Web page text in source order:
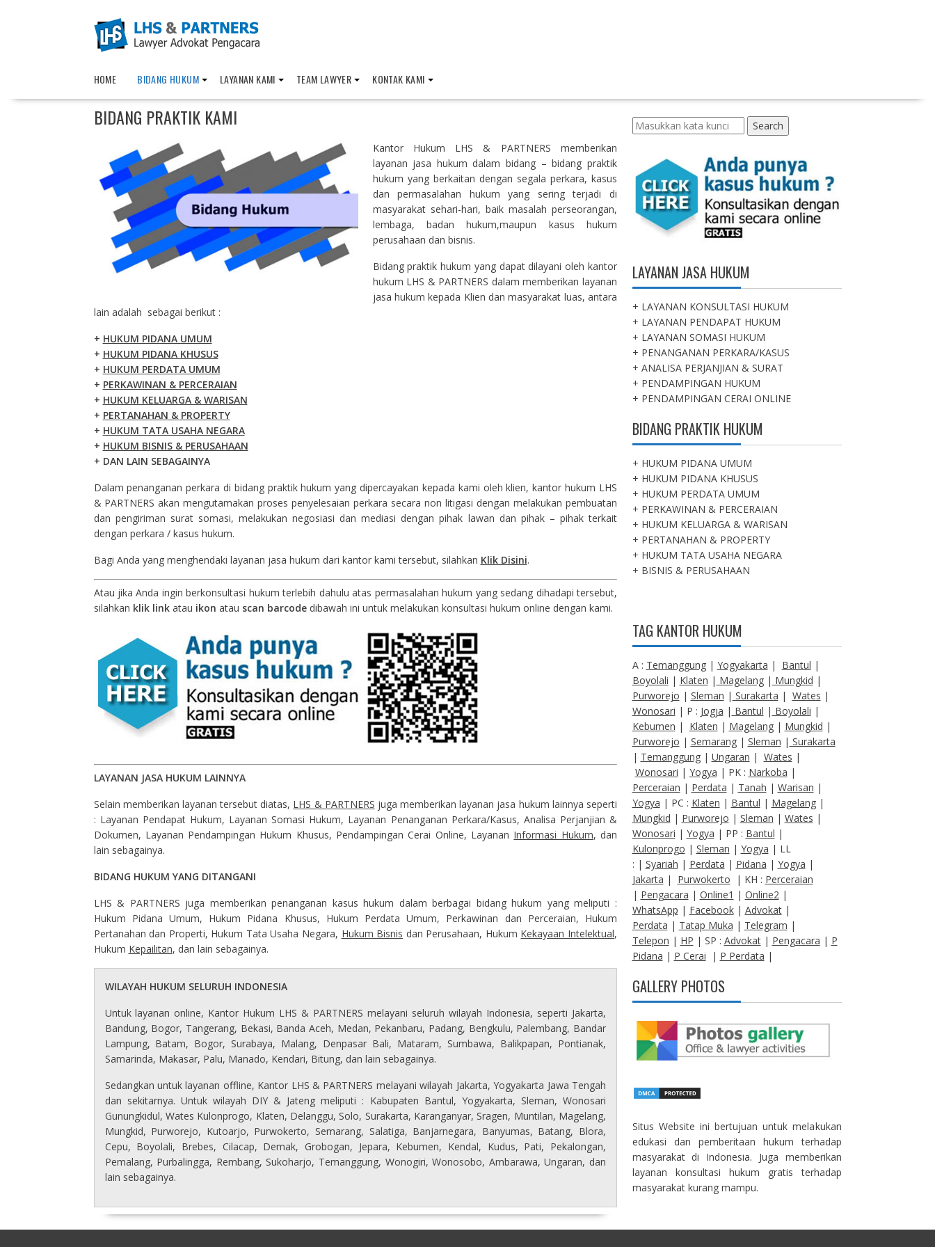
HOME BIDANG HUKUM LAYANAN KAMI TEAM LAWYER KONTAK KAMI
BIDANG PRAKTIK KAMI
Kantor Hukum LHS & PARTNERS memberikan
layanan jasa hukum dalam bidang – bidang praktik
hukum yang berkaitan dengan segala perkara, kasus
dan permasalahan hukum yang sering terjadi di
masyarakat sehari-hari, baik masalah perseorangan,
lembaga, badan hukum,maupun kasus hukum
perusahaan dan bisnis.
Bidang praktik hukum yang dapat dilayani oleh kantor
hukum LHS & PARTNERS dalam memberikan layanan
jasa hukum kepada Klien dan masyarakat luas, antara
lain adalah sebagai berikut :
+ HUKUM PIDANA UMUM
+ HUKUM PIDANA KHUSUS
+ HUKUM PERDATA UMUM
+ PERKAWINAN & PERCERAIAN
+ HUKUM KELUARGA & WARISAN
+ PERTANAHAN & PROPERTY
+ HUKUM TATA USAHA NEGARA
+ HUKUM BISNIS & PERUSAHAAN
+ DAN LAIN SEBAGAINYA
Dalam penanganan perkara di bidang praktik hukum yang dipercayakan kepada kami oleh klien, kantor hukum LHS
& PARTNERS akan mengutamakan proses penyelesaian perkara secara non litigasi dengan melakukan pembuatan
dan pengiriman surat somasi, melakukan negosiasi dan mediasi dengan pihak lawan dan pihak – pihak terkait
dengan perkara / kasus hukum.
Bagi Anda yang menghendaki layanan jasa hukum dari kantor kami tersebut, silahkan Klik Disini.
Atau jika Anda ingin berkonsultasi hukum terlebih dahulu atas permasalahan hukum yang sedang dihadapi tersebut,
silahkan klik linkatau ikon atau scan barcodedibawah ini untuk melakukan konsultasi hukum online dengan kami.
LAYANAN JASA HUKUM LAINNYA
Selain memberikan layanan tersebut diatas, LHS & PARTNERS juga memberikan layanan jasa hukum lainnya seperti
: Layanan Pendapat Hukum, Layanan Somasi Hukum, Layanan Penanganan Perkara/Kasus, Analisa Perjanjian &
Dokumen, Layanan Pendampingan Hukum Khusus, Pendampingan Cerai Online, Layanan Informasi Hukum, dan
lain sebagainya.
BIDANG HUKUM YANG DITANGANI
LHS & PARTNERS juga memberikan penanganan kasus hukum dalam berbagai bidang hukum yang meliputi :
Hukum Pidana Umum, Hukum Pidana Khusus, Hukum Perdata Umum, Perkawinan dan Perceraian, Hukum
Pertanahan dan Properti, Hukum Tata Usaha Negara, Hukum Bisnis dan Perusahaan, Hukum Kekayaan Intelektual,
Hukum Kepailitan, dan lain sebagainya.
WILAYAH HUKUM SELURUH INDONESIA
Untuk layanan online, Kantor Hukum LHS & PARTNERS melayani seluruh wilayah Indonesia, seperti Jakarta,
Bandung, Bogor, Tangerang, Bekasi, Banda Aceh, Medan, Pekanbaru, Padang, Bengkulu, Palembang, Bandar
Lampung, Batam, Bogor, Surabaya, Malang, Denpasar Bali, Mataram, Sumbawa, Balikpapan, Pontianak,
Samarinda, Makasar, Palu, Manado, Kendari, Bitung, dan lain sebagainya.
Sedangkan untuk layanan offline, Kantor LHS & PARTNERS melayani wilayah Jakarta, Yogyakarta Jawa Tengah
dan sekitarnya. Untuk wilayah DIY & Jateng meliputi : Kabupaten Bantul, Yogyakarta, Sleman, Wonosari
Gunungkidul, Wates Kulonprogo, Klaten, Delanggu, Solo, Surakarta, Karanganyar, Sragen, Muntilan, Magelang,
Mungkid, Purworejo, Kutoarjo, Purwokerto, Semarang, Salatiga, Banjarnegara, Banyumas, Batang, Blora,
Cepu, Boyolali, Brebes, Cilacap, Demak, Grobogan, Jepara, Kebumen, Kendal, Kudus, Pati, Pekalongan,
Pemalang, Purbalingga, Rembang, Sukoharjo, Temanggung, Wonogiri, Wonosobo, Ambarawa, Ungaran, dan
lain sebagainya.
Search
LAYANAN JASA HUKUM
+ LAYANAN KONSULTASI HUKUM
+ LAYANAN PENDAPAT HUKUM
+ LAYANAN SOMASI HUKUM
+ PENANGANAN PERKARA/KASUS
+ ANALISA PERJANJIAN & SURAT
+ PENDAMPINGAN HUKUM
+ PENDAMPINGAN CERAI ONLINE
BIDANG PRAKTIK HUKUM
+ HUKUM PIDANA UMUM
+ HUKUM PIDANA KHUSUS
+ HUKUM PERDATA UMUM
+ PERKAWINAN & PERCERAIAN
+ HUKUM KELUARGA & WARISAN
+ PERTANAHAN & PROPERTY
+ HUKUM TATA USAHA NEGARA
+ BISNIS & PERUSAHAAN
TAG KANTOR HUKUM
A : Temanggung| Yogyakarta | Bantul |
Boyolali | Klaten | Magelang| Mungkid |
Purworejo | Sleman | Surakarta | Wates |
Wonosari | P : Jogja | Bantul | Boyolali |
Kebumen | Klaten | Magelang| Mungkid |
Purworejo | Semarang| Sleman | Surakarta
| Temanggung| Ungaran | Wates |
Wonosari | Yogya | PK : Narkoba |
Perceraian | Perdata | Tanah | Warisan |
Yogya | PC : Klaten | Bantul | Magelang|
Mungkid | Purworejo | Sleman | Wates |
Wonosari | Yogya | PP : Bantul |
Kulonprogo | Sleman | Yogya | LL
: | Syariah | Perdata | Pidana | Yogya |
Jakarta | Purwokerto | KH : Perceraian
| Pengacara | Online1 | Online2|
WhatsApp | Facebook| Advokat|
Perdata | Tatap Muka | Telegram |
Telepon | HP | SP : Advokat| Pengacara | P
Pidana | P Cerai | P Perdata |
GALLERY PHOTOS
Situs Website ini bertujuan untuk melakukan
edukasi dan pemberitaan hukum terhadap
masyarakat di Indonesia. Juga memberikan
layanan konsultasi hukum gratis terhadap
masyarakat kurang mampu.